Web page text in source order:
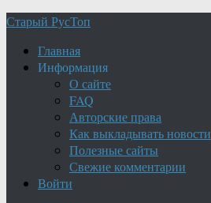
Старый РусТоп
Главная
Информация
О сайте
FAQ
Авторские права
Как выкладывать новости
Полезные сайты
Свежие комментарии
Войти